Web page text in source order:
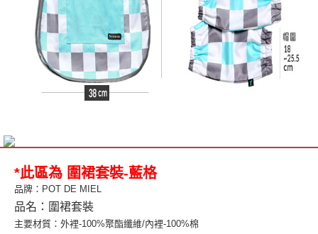
*此區為 圍裙套裝-藍格
品牌：POT DE MIEL
品名：圍裙套裝
主要材質：外裡-100%聚酯纖維/內裡-100%棉